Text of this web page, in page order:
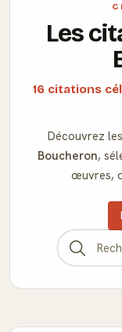
Les
16 citations
Découvrez
Boucheron,
œuvres,